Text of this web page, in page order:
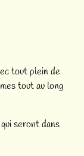
tout plein de
tout au long
seront dans